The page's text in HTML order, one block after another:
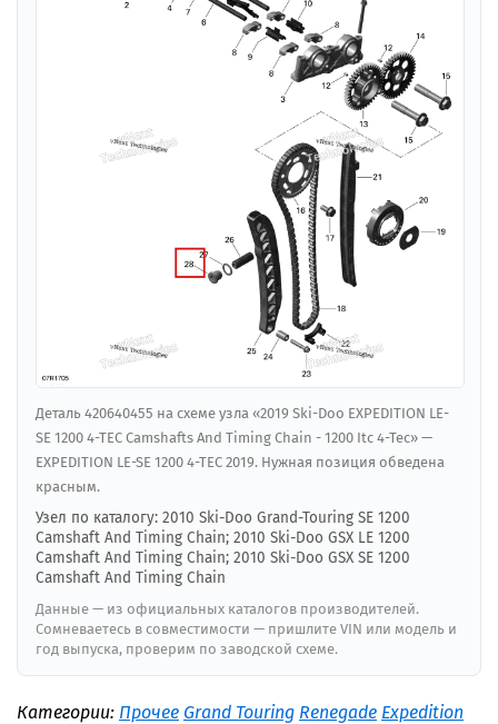
Деталь 420640455 на схеме узла «2019 Ski-Doo EXPEDITION LE-
SE 1200 4-TEC Camshafts And Timing Chain - 1200 Itc 4-Tec» —
EXPEDITION LE-SE 1200 4-TEC 2019. Нужная позиция обведена
красным.
Узел по каталогу: 2010 Ski-Doo Grand-Touring SE 1200
Camshaft And Timing Chain; 2010 Ski-Doo GSX LE 1200
Camshaft And Timing Chain; 2010 Ski-Doo GSX SE 1200
Camshaft And Timing Chain
Данные — из официальных каталогов производителей.
Сомневаетесь в совместимости — пришлите VIN или модель и
год выпуска, проверим по заводской схеме.
Категории: Прочее Grand Touring Renegade Expedition